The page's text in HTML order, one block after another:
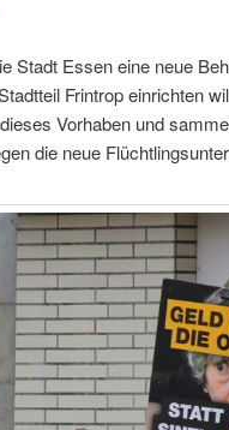
Stadt Essen eine neue
Frintrop einrichten
Vorhaben und
die neue